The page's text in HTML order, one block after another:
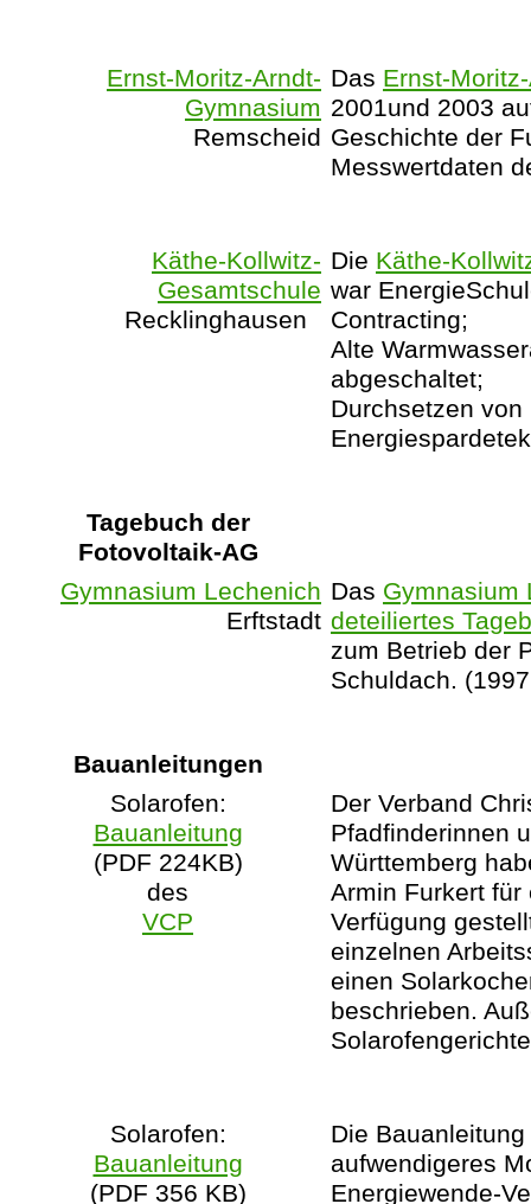
Ernst-Moritz-Arndt-
Gymnasium
Remscheid
Das Ernst-
2001und 2003
Geschichte der
Messwertdaten
Käthe-Kollwitz-
Gesamtschule
Recklinghausen
Die Käthe-
war
Contracting;
Alte
abgeschaltet;
Durchsetzen
Tagebuch der
Fotovoltaik-AG
Gymnasium Lechenich
Erftstadt
Das Gymnasium
deteiliertes
zum Betrieb der
Schuldach.
Bauanleitungen
Solarofen:
Bauanleitung
(PDF 224KB)
des
VCP
Der Verband
Pfadfinderinnen
Württemberg
Armin Furkert
Verfügung
einzelnen
einen
beschrieben.
Solarofen:
Bauanleitung
(PDF 356 KB)
Die
aufwendigeres
Energiewende-